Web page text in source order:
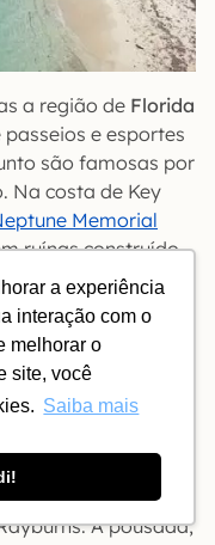
a experiência
interação com o
melhorar o
site, você
Saiba mais
a região de Florida
e esportes
são famosas por
Na costa de Key
Memorial
ruínas construído
recifes artificiais
estátua do ‘Cristo
Redentor
por
das ilhas do
da Netflix,
psicológico da
A pousada,